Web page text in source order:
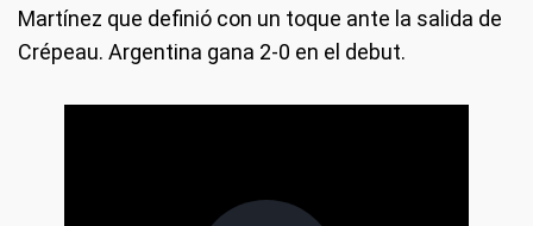
Martínez que definió con un toque ante la salida de
Crépeau. Argentina gana 2-0 en el debut.